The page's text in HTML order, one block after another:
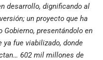
desarrollo, dignificando al
un proyecto que ha
Gobierno, presentándolo en
fue viabilizado, donde
602 mil millones de